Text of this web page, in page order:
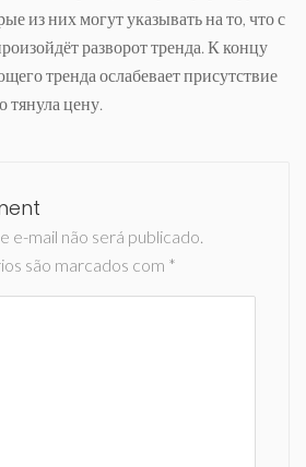
из них могут указывать на то, что с
разворот тренда. К концу
тренда ослабевает присутствие
тянула цену.
e-mail não será publicado.
são marcados com *